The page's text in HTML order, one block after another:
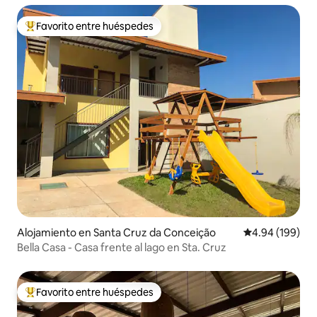
Favorito entre huéspedes preferido
Favorito entre huéspedes
Alojamiento en Santa Cruz da Conceição Calificación
4.94 (199)
Bella Casa - Casa frente al lago en Sta. Cruz
Favorito entre huéspedes preferido
Favorito entre huéspedes